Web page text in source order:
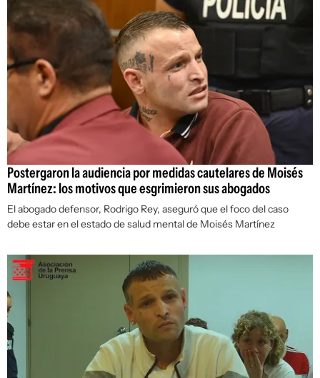
Postergaron la audiencia por medidas cautelares de Moisés
Martínez: los motivos que esgrimieron sus abogados
El abogado defensor, Rodrigo Rey, aseguró que el foco del caso
debe estar en el estado de salud mental de Moisés Martínez